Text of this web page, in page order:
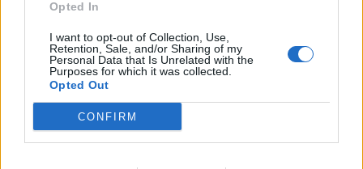
Opted In
I want to opt-out of Collection, Use,
Retention, Sale, and/or Sharing of my
Personal Data that Is Unrelated with the
Purposes for which it was collected.
Opted Out
CONFIRM